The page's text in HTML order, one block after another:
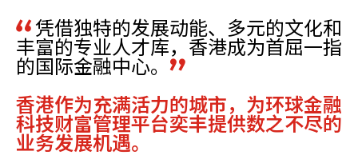
凭借独特的发展动能、多元的文化和
丰富的专业人才库，香港成为首屈一指
的国际金融中心。
香港作为充满活力的城市，为环球金融
科技财富管理平台奕丰提供数之不尽的
业务发展机遇。